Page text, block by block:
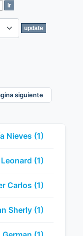
siguiente
Nieves (1)
(1)
Carlos (1)
Sherly (1)